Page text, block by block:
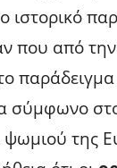
ιστορικό
που από
σύμφωνο στο
ψωμιού της